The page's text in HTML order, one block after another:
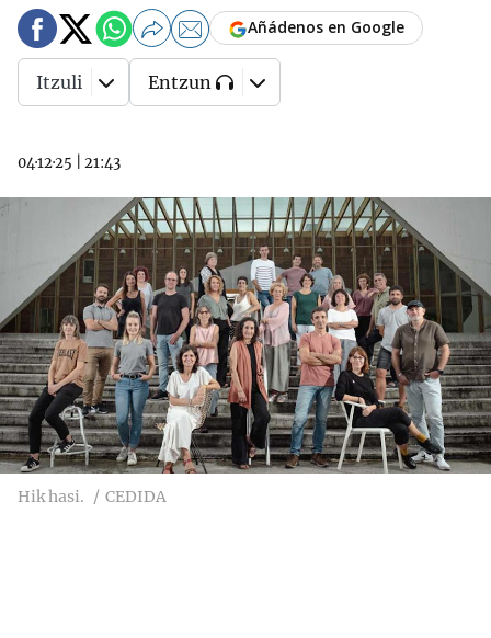
04·12·25 21:43
Añádenos en Google
Itzuli Entzun
Hik hasi. CEDIDA